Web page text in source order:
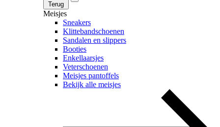
Terug
Meisjes
Sneakers
Klittebandschoenen
Sandalen en slippers
Booties
Enkellaarsjes
Veterschoenen
Meisjes pantoffels
Bekijk alle meisjes